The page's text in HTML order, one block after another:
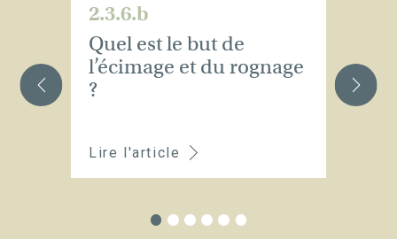
2.3.6.b
Quel est le but de
l’écimage et du rognage
?
Lire l'article